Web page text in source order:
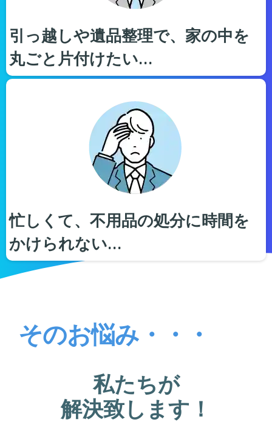
引っ越しや遺品整理で、家の中を
丸ごと片付けたい…
忙しくて、不用品の処分に時間を
かけられない…
そのお悩み・・・
私たちが
解決致します！